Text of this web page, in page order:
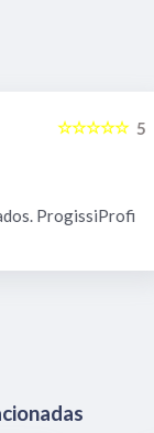
5
☆☆☆☆☆
ProgissiProfi